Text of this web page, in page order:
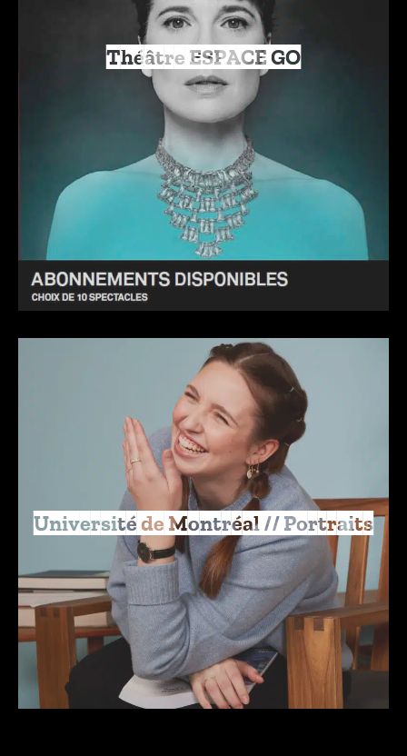
Théâtre ESPACE GO
Université de Montréal // Portraits